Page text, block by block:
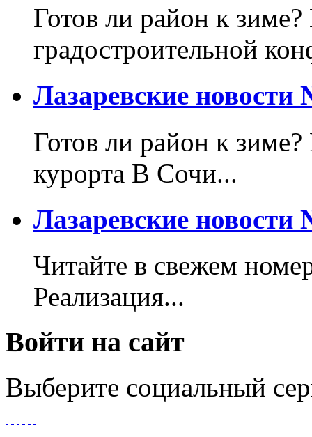
Готов ли район к зиме?
градостроительной
Лазаревские новости
Готов ли район к
курорта В Сочи...
Лазаревские новости
Читайте в свежем
Реализация...
Войти на сайт
Выберите социальный